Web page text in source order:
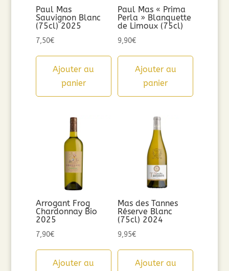
Paul Mas
Sauvignon Blanc
(75cl) 2025
7,50€
Ajouter au
panier
Paul Mas « Prima
Perla » Blanquette
de Limoux (75cl)
9,90€
Ajouter au
panier
Arrogant Frog
Chardonnay Bio
2025
7,90€
Ajouter au
Mas des Tannes
Réserve Blanc
(75cl) 2024
9,95€
Ajouter au